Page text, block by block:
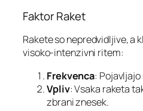
Faktor Raket
Rakete so nepredvidljive, a
visoko‑intenzivni ritem:
Frekvenca:
Vpliv: Vsaka raketa
zbrani znesek.